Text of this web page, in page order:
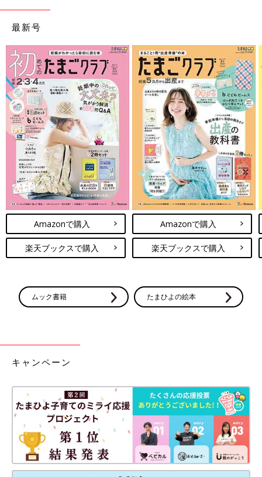
出典：Instagramアカウント「cky.home」
こちらはcky.homeさんがIKEA（イケア）で購入した
「VINTERFINT ツリーオーナメント」。紙製のようですが、大き
めで存在感があるのだそう。白くてシンプルなので、どんなイン
テリアにも合わせやすそうですよね。6個セットで499円なのも
魅力的なのだとか◎
可愛すぎて一目惚れ！niko and …（ニコアンド）の
最新号
Amazonで購入
楽天ブックスで購入
Amazonで購入
楽天ブックスで購入
ムック書籍 たまひよの絵本
キャンペーン